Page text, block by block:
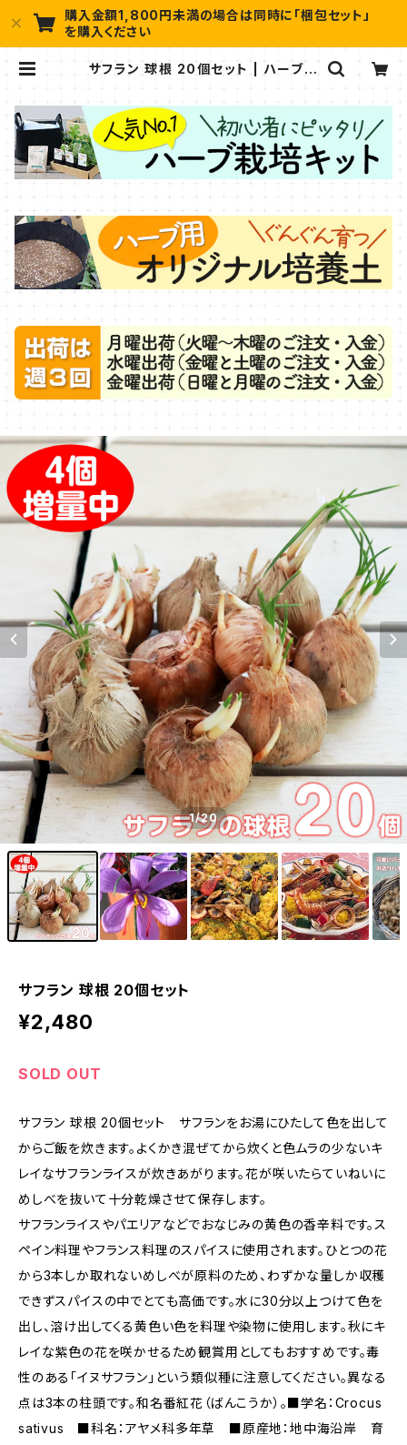
購入金額1,800円未満の場合は同時に「梱包セット」
を購入ください
サフラン 球根 20個セット | ハーブ苗
1/20
サフラン 球根 20個セット
¥2,480
SOLD OUT
サフラン 球根 20個セット サフランをお湯にひたして色を出して
からご飯を炊きます。よくかき混ぜてから炊くと色ムラの少ないキ
レイなサフランライスが炊きあがります。花が咲いたらていねいに
めしべを抜いて十分乾燥させて保存します。
サフランライスやパエリアなどでおなじみの黄色の香辛料です。ス
ペイン料理やフランス料理のスパイスに使用されます。ひとつの花
から3本しか取れないめしべが原料のため、わずかな量しか収穫
できずスパイスの中でとても高価です。水に30分以上つけて色を
出し、溶け出してくる黄色い色を料理や染物に使用します。秋にキ
レイな紫色の花を咲かせるため観賞用としてもおすすめです。毒
性のある「イヌサフラン」という類似種に注意してください。異なる
点は3本の柱頭です。和名番紅花（ばんこうか）。■学名：Crocus
sativus ■科名：アヤメ科多年草 ■原産地：地中海沿岸 育